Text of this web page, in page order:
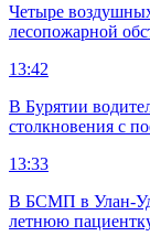
Четыре
лесопожарной
13:42
В Бурятии
столкновения с
13:33
В БСМП в Улан-
летнюю